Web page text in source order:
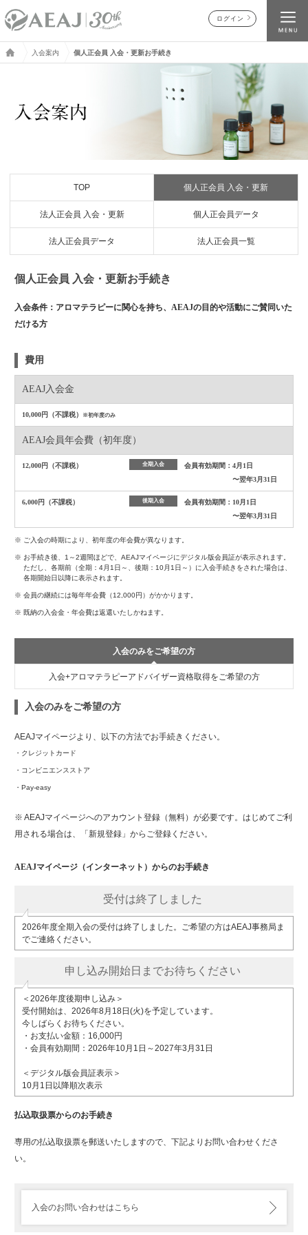
ログイン
入会案内 個人正会員 入会・更新お手続き
TOP 個人正会員 入会・更新
法人正会員 入会・更新 個人正会員データ
法人正会員データ 法人正会員一覧
個人正会員 入会・更新お手続き
入会条件：アロマテラピーに関心を持ち、AEAJの目的や活動にご賛同いた
だける方
費用
AEAJ入会金
10,000円（不課税） ※初年度のみ
AEAJ会員年会費 （初年度）
全期入会
会員有効期間：4月1日
〜翌年3月31日
12,000円（不課税）
後期入会
会員有効期間：10月1日
〜翌年3月31日
6,000円（不課税）
※ ご入会の時期により、初年度の年会費が異なります。
※ お手続き後、1～2週間ほどで、AEAJマイページにデジタル版会員証が表示されます。
ただし、各期前（全期：4月1日～、後期：10月1日～）に入会手続きをされた場合は、
各期開始日以降に表示されます。
※ 会員の継続には毎年年会費（12,000円）がかかります。
※ 既納の入会金・年会費は返還いたしかねます。
入会のみをご希望の方
入会+アロマテラピーアドバイザー資格取得をご希望の方
入会のみをご希望の方
AEAJマイページより、以下の方法でお手続きください。
・クレジットカード
・コンビニエンスストア
・Pay-easy
※ AEAJマイページへのアカウント登録（無料）が必要です。はじめてご利
用される場合は、「新規登録」からご登録ください。
AEAJマイページ（インターネット）からのお手続き
受付は終了しました
2026年度全期入会の受付は終了しました。ご希望の方はAEAJ事務局ま
でご連絡ください。
申し込み開始日までお待ちください
＜2026年度後期申し込み＞
受付開始は、2026年8月18日(火)を予定しています。
今しばらくお待ちください。
・お支払い金額：16,000円
・会員有効期間：2026年10月1日～2027年3月31日
＜デジタル版会員証表示＞
10月1日以降順次表示
払込取扱票からのお手続き
専用の払込取扱票を郵送いたしますので、下記よりお問い合わせくださ
い。
入会のお問い合わせはこちら